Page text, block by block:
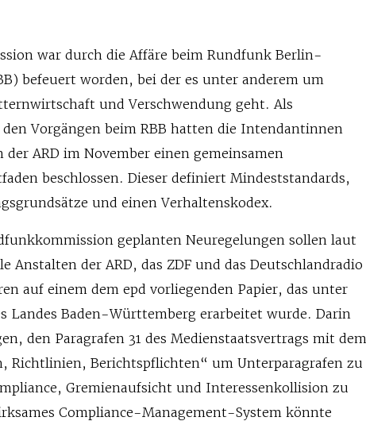
war durch die Affäre beim Rundfunk Berlin-
befeuert worden, bei der es unter anderem um
und Verschwendung geht. Als
den Vorgängen beim RBB hatten die Intendantinnen
ARD im November einen gemeinsamen
beschlossen. Dieser definiert Mindeststandards,
und einen Verhaltenskodex.
geplanten Neuregelungen sollen laut
Anstalten der ARD, das ZDF und das Deutschlandradio
auf einem dem epd vorliegenden Papier, das unter
Landes Baden-Württemberg erarbeitet wurde. Darin
den Paragrafen 31 des Medienstaatsvertrags mit dem
Richtlinien, Berichtspflichten“ um Unterparagrafen zu
Gremienaufsicht und Interessenkollision zu
Compliance-Management-System könnte